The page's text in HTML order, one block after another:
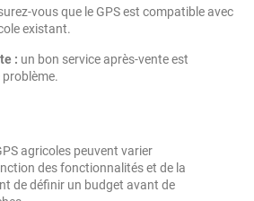
vous que le GPS est compatible avec
existant.
: un bon service après-vente est
agricoles peuvent varier
des fonctionnalités et de la
de définir un budget avant de